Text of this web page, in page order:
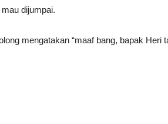
dijumpai.
mengatakan “maaf bang, bapak Heri